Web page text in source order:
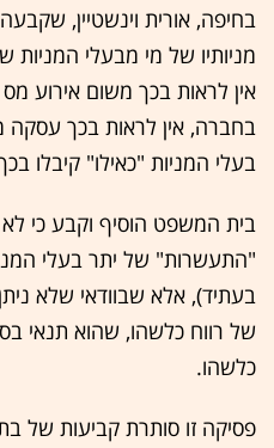
בחיפה, אורית וינשטיין,
מניותיו של מי מבעלי
אין לראות בכך משום אירוע מס
בחברה, אין לראות בכך עסקה
בעלי המניות "כאילו" קיבלו
בית המשפט הוסיף וקבע כי
"התעשרות" של יתר בעלי
בעתיד), אלא שבוודאי שלא
של רווח כלשהו, שהוא תנאי
כלשהו.
פסיקה זו סותרת קביעות של